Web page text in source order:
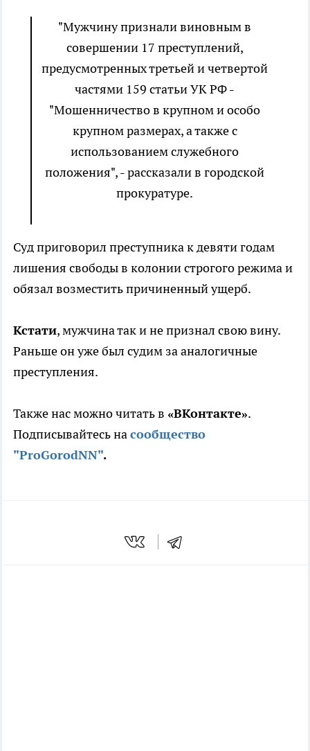
"Мужчину признали виновным в
совершении 17 преступлений,
предусмотренных третьей и четвертой
частями 159 статьи УК РФ -
"Мошенничество в крупном и особо
крупном размерах, а также с
использованием служебного
положения", - рассказали в городской
прокуратуре.
Суд приговорил преступника к девяти годам
лишения свободы в колонии строгого режима и
обязал возместить причиненный ущерб.
Кстати, мужчина так и не признал свою вину.
Раньше он уже был судим за аналогичные
преступления.
Также нас можно читать в «ВКонтакте».
Подписывайтесь насообщество
"ProGorodNN".